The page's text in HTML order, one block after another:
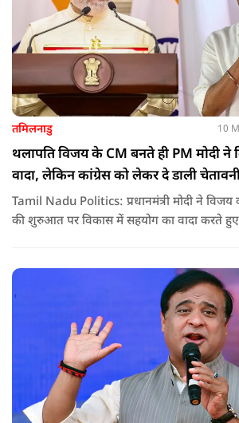
तमिलनाडु 10
थलापति विजय के CM बनते ही PM मोदी ने
वादा, लेकिन कांग्रेस को लेकर दे डाली
Tamil Nadu Politics: प्रधानमंत्री मोदी ने विजय
की शुरुआत पर विकास में सहयोग का वादा करते हुए